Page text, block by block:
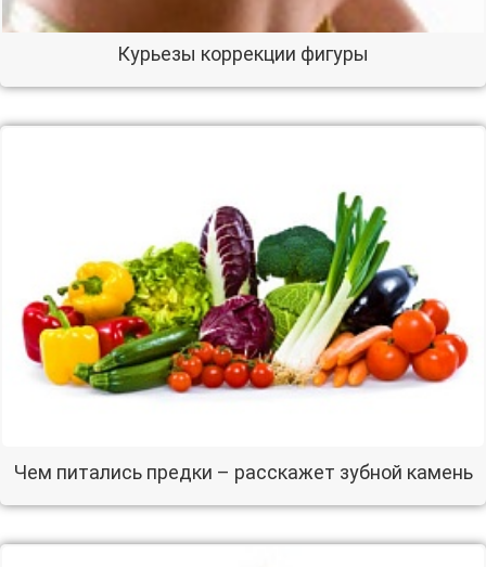
Курьезы коррекции фигуры
Чем питались предки – расскажет зубной камень